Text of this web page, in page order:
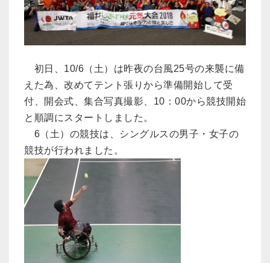
初日、10/6（土）は昨夜の台風25号の来襲に備
えた為、改めてテント張りから準備開始して受
付、開会式、集合写真撮影、10：00から競技開始
と順調にスタートしました。
6（土）の競技は、シングルスの男子・女子の
競技が行われました。